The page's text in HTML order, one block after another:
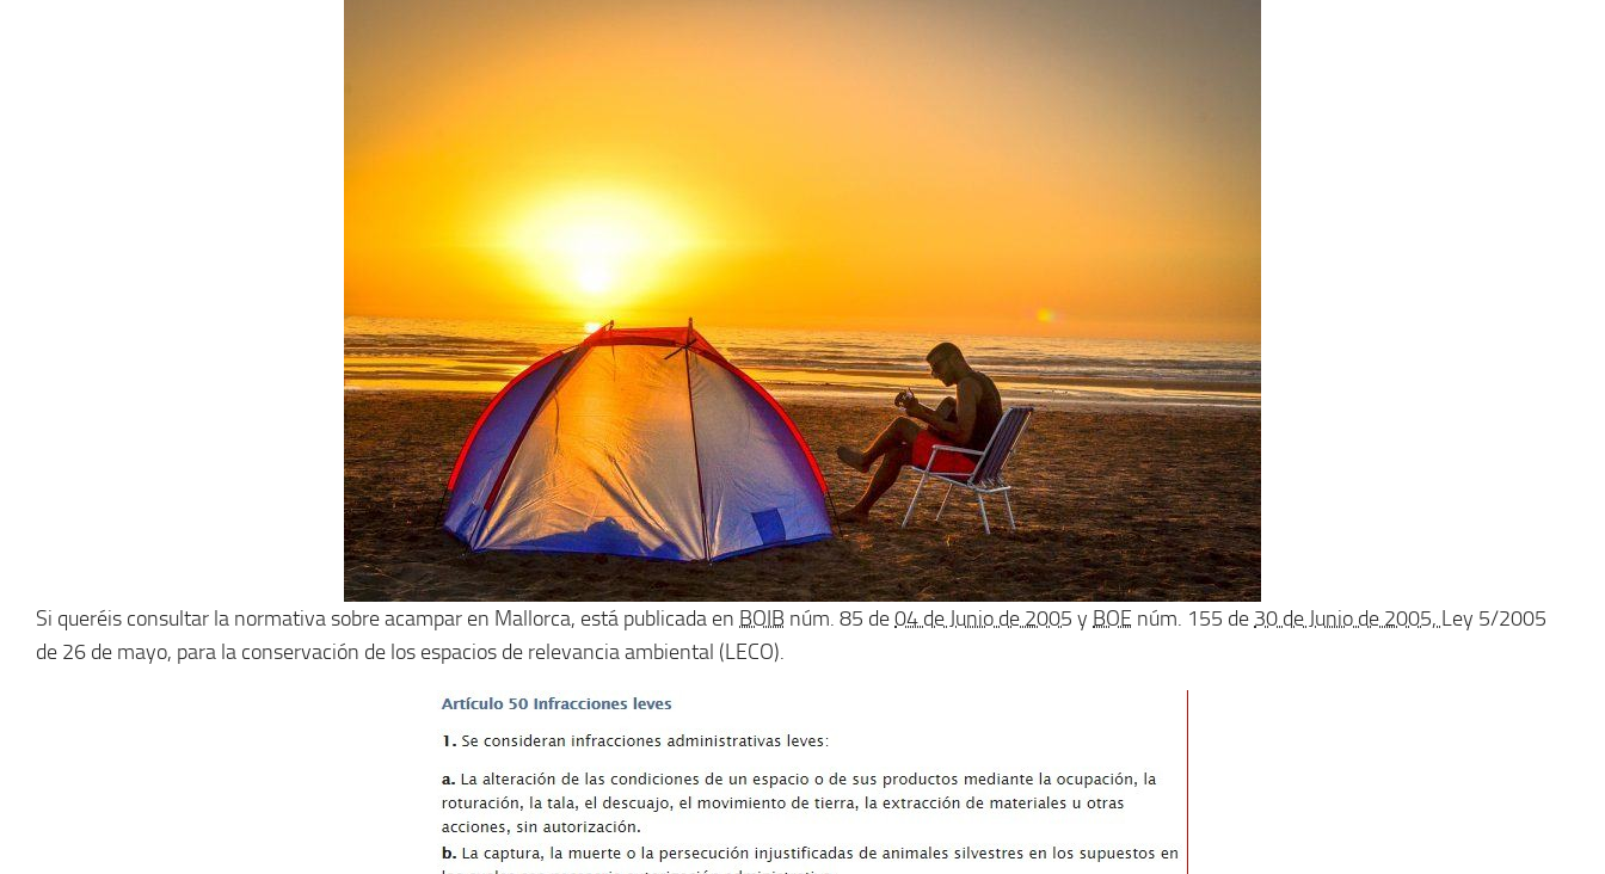
Si queréis consultar la normativa sobre acampar en Mallorca, está publicada en BOIB núm. 85 de04 de Junio de 2005 y BOE núm. 155 de 30 de Junio de 2005, Ley 5/2005
de 26 de mayo, para la conservación de los espacios de relevancia ambiental (LECO).